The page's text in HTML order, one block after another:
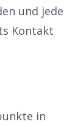
und jede
Kontakt
in